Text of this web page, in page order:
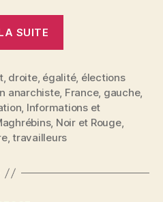
SUITE
immigrés
cible
de
la
gauche
, droite, égalité, élections
anarchiste, France, gauche,
, Informations et
, Noir et Rouge,
,travailleurs